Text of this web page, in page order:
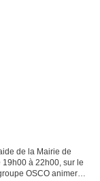
de la Mairie de
à 22h00, sur le
OSCO animera